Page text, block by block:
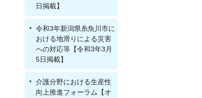
日掲載】
令和3年新潟県糸魚川市に
おける地滑りによる災害
への対応等【令和3年3月
5日掲載】
介護分野における生産性
向上推進フォーラム【オ